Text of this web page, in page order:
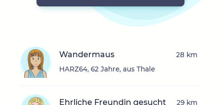
Wandermaus
HARZ64, 62 Jahre, aus Thale
28 km
Ehrliche Freundin gesucht 29 km